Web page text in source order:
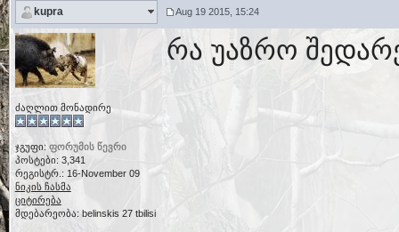
kupra Aug 19 2015, 15:24
ძაღლით მონადირე
ჯგუფი: ფორუმის წევრი
პოსტები: 3,341
რეგისტრ.: 16-November 09
ნიკის ჩასმა
ციტირება
მდებარეობა: belinskis 27 tbilisi
რა უაზრო